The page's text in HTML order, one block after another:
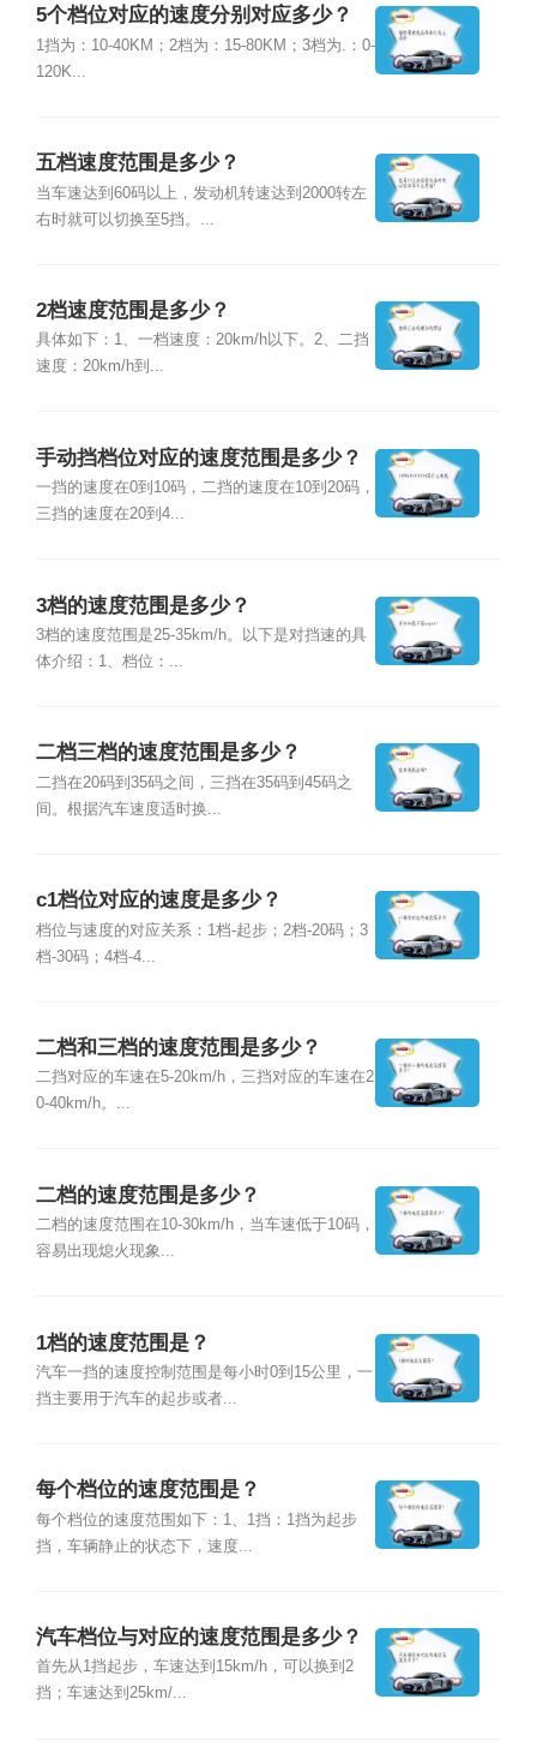
5个档位对应的速度分别对应多少？
1挡为：10-40KM；2档为：15-80KM；3档为.：0-
120K...
五档速度范围是多少？
当车速达到60码以上，发动机转速达到2000转左
右时就可以切换至5挡。...
2档速度范围是多少？
具体如下：1、一档速度：20km/h以下。2、二挡
速度：20km/h到...
手动挡档位对应的速度范围是多少？
一挡的速度在0到10码，二挡的速度在10到20码，
三挡的速度在20到4...
3档的速度范围是多少？
3档的速度范围是25-35km/h。以下是对挡速的具
体介绍：1、档位：...
二档三档的速度范围是多少？
二挡在20码到35码之间，三挡在35码到45码之
间。根据汽车速度适时换...
c1档位对应的速度是多少？
档位与速度的对应关系：1档-起步；2档-20码；3
档-30码；4档-4...
二档和三档的速度范围是多少？
二挡对应的车速在5-20km/h，三挡对应的车速在2
0-40km/h。...
二档的速度范围是多少？
二档的速度范围在10-30km/h，当车速低于10码，
容易出现熄火现象...
1档的速度范围是？
汽车一挡的速度控制范围是每小时0到15公里，一
挡主要用于汽车的起步或者...
每个档位的速度范围是？
每个档位的速度范围如下：1、1挡：1挡为起步
挡，车辆静止的状态下，速度...
汽车档位与对应的速度范围是多少？
首先从1挡起步，车速达到15km/h，可以换到2
挡；车速达到25km/...